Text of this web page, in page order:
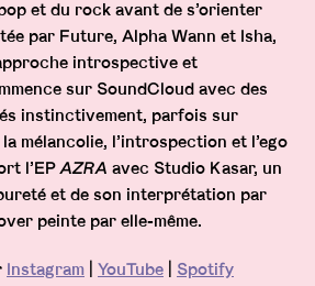
et du rock avant de s’orienter
par Future, Alpha Wann et Isha,
introspective et
sur SoundCloud avec des
instinctivement, parfois sur
mélancolie, l’introspection et l’ego
l’EPAZRA avec Studio Kasar, un
et de son interprétation par
peinte par elle-même.
Instagram YouTube Spotify